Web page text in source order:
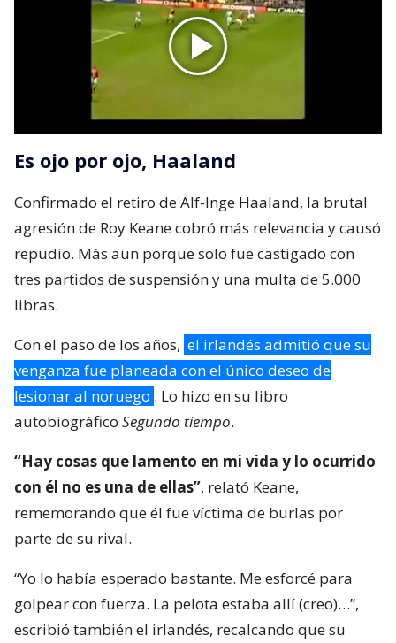
Es ojo por ojo, Haaland
Confirmado el retiro de Alf-Inge Haaland, la brutal
agresión de Roy Keane cobró más relevancia y causó
repudio. Más aun porque solo fue castigado con
tres partidos de suspensión y una multa de 5.000
libras.
Con el paso de los años, el irlandés admitió que su
venganza fue planeada con el único deseo de
lesionar al noruego . Lo hizo en su libro
autobiográfico Segundo tiempo.
“Hay cosas que lamento en mi vida y lo ocurrido
con él no es una de ellas”, relató Keane,
rememorando que él fue víctima de burlas por
parte de su rival.
“Yo lo había esperado bastante. Me esforcé para
golpear con fuerza. La pelota estaba allí (creo)…”,
escribió también el irlandés, recalcando que su